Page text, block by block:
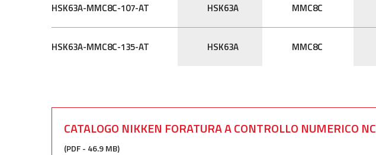
HSK63A-MMC8C-107-AT HSK63A MMC8C
HSK63A-MMC8C-135-AT HSK63A MMC8C
CATALOGO NIKKEN FORATURA A CONTROLLO NUMERICO NC
(PDF - 46.9 MB)